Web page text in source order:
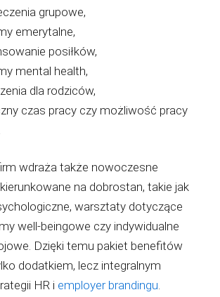
grupowe,
emerytalne,
posiłków,
mental health,
dla rodziców,
czas pracy czy możliwość pracy
wdraża także nowoczesne
na dobrostan, takie jak
warsztaty dotyczące
well-beingowe czy indywidualne
Dzięki temu pakiet benefitów
dodatkiem, lecz integralnym
HR i employer brandingu.